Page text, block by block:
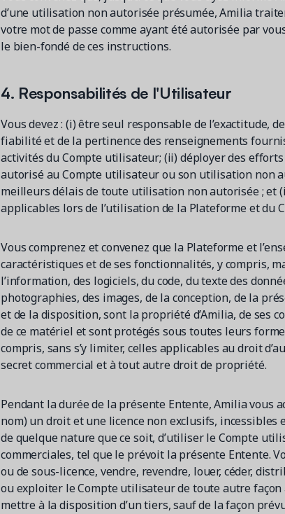
d’une utilisation non autorisée présumée, Amilia
votre mot de passe comme ayant été autorisée par
le bien-fondé de ces instructions.
4. Responsabilités de l'Utilisateur
Vous devez : (i) être seul responsable de l’exactitude,
fiabilité et de la pertinence des renseignements
activités du Compte utilisateur; (ii) déployer des
autorisé au Compte utilisateur ou son utilisation non
meilleurs délais de toute utilisation non autorisée ; et
applicables lors de l’utilisation de la Plateforme et du
Vous comprenez et convenez que la Plateforme et
caractéristiques et de ses fonctionnalités, y compris,
l’information, des logiciels, du code, du texte des
photographies, des images, de la conception, de la
et de la disposition, sont la propriété d’Amilia, de ses
de ce matériel et sont protégés sous toutes leurs
compris, sans s’y limiter, celles applicables au droit
secret commercial et à tout autre droit de propriété.
Pendant la durée de la présente Entente, Amilia vous
nom) un droit et une licence non exclusifs,
de quelque nature que ce soit, d’utiliser le Compte
commerciales, tel que le prévoit la présente Entente.
ou de sous-licence, vendre, revendre, louer, céder,
ou exploiter le Compte utilisateur de toute autre façon
mettre à la disposition d’un tiers, sauf de la façon